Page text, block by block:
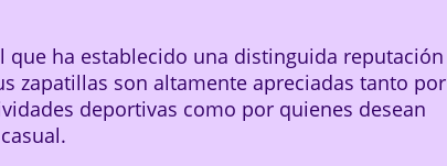
ha establecido una distinguida reputación
zapatillas son altamente apreciadas tanto por
deportivas como por quienes desean